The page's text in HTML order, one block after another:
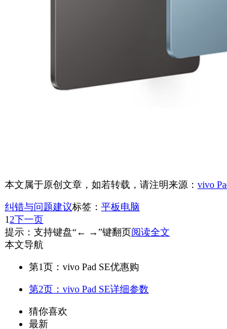
本文属于原创文章，如若转载，请注明来源： vivo
纠错与问题建议标签： 平板电脑
1 2下一页
提示：支持键盘“← →”键翻页阅读全文
本文导航
第1页：vivo Pad SE优惠购
第2页：vivo Pad SE详细参数
猜你喜欢
最新